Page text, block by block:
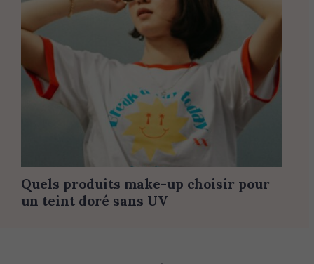
Quels produits make-up choisir pour
un teint doré sans UV